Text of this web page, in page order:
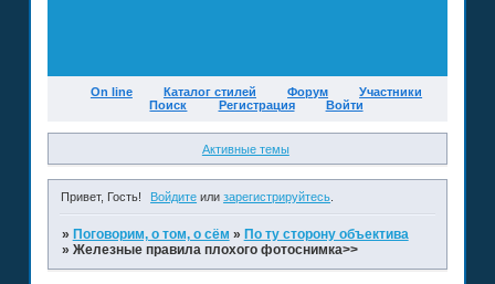
On line Каталог стилей Форум
Участники
Поиск
Регистрация Войти
Активные темы
Привет, Гость! Войдите илизарегистрируйтесь
» Поговорим, о том, о сём » По ту сторону объектива
» Железные правила плохого фотоснимка>>